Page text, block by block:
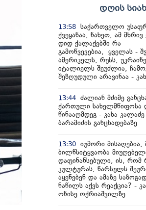
დღის
13:58 საქართველო
ქვეყანაა, ნახეთ, ამ
დიდ ქალაქებში რა
გამოწვევებია, ყველას -
ამერიკელს, რუსს,
იტალიელს შეუძლია,
შეზღუდული არავინაა -
13:44 ძალიან მძიმე
ქართული სახელმწიფოსა
წინააღმდეგ - კახა
ბარამიძის განცხადებაზე
13:30 იუმორი მისაღებია,
ბილწსიტყვაობა
დაფინანსებული, ის, რომ
კულტურას, წარსულს
აყენებენ და ამაზე
ნაწილს აქვს რეაქცია? -
ონისე ოქრიაშვილზე